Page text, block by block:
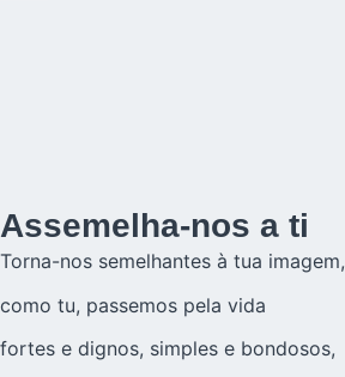
Assemelha-nos a ti
Torna-nos semelhantes à tua imagem,
como tu, passemos pela vida
fortes e dignos, simples e bondosos,